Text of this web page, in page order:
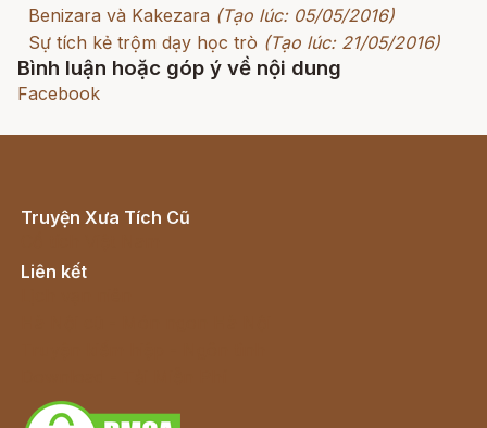
Benizara và Kakezara (Tạo lúc: 05/05/2016)
Sự tích kẻ trộm dạy học trò (Tạo lúc: 21/05/2016)
Bình luận hoặc góp ý về nội dung
Facebook
Truyện Xưa Tích Cũ
Liên kết